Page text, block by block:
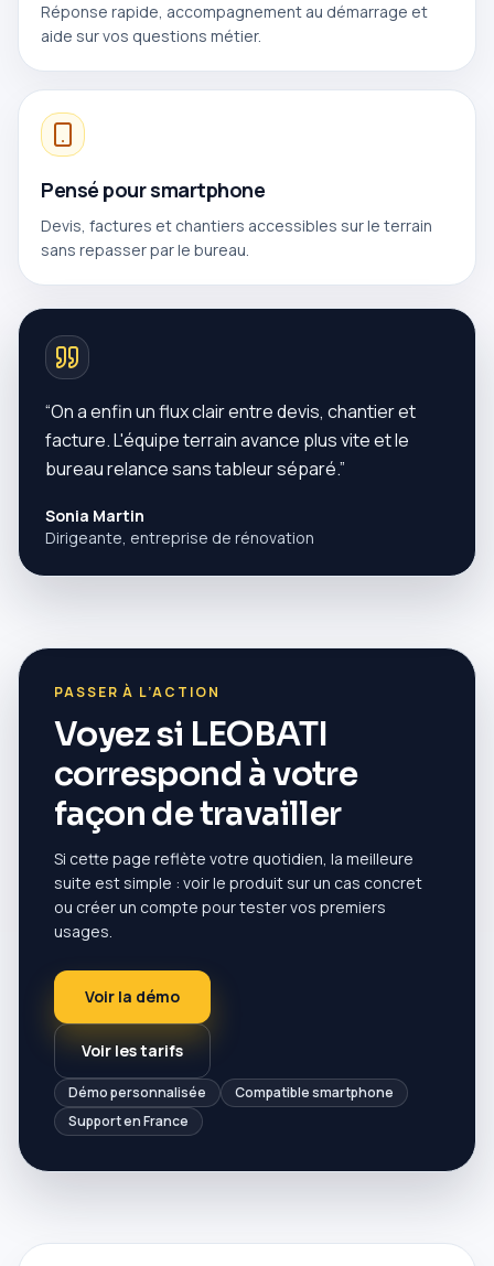
Réponse rapide, accompagnement au démarrage et
aide sur vos questions métier.
Pensé pour smartphone
Devis, factures et chantiers accessibles sur le terrain
sans repasser par le bureau.
“On a enfin un flux clair entre devis, chantier et
facture. L'équipe terrain avance plus vite et le
bureau relance sans tableur séparé.”
Sonia Martin
Dirigeante, entreprise de rénovation
PASSER À L’ACTION
Voyez si LEOBATI
correspond à votre
façon de travailler
Si cette page reflète votre quotidien, la meilleure
suite est simple : voir le produit sur un cas concret
ou créer un compte pour tester vos premiers
usages.
Voir la démo
Voir les tarifs
Démo personnalisée
Compatible smartphone
Support en France